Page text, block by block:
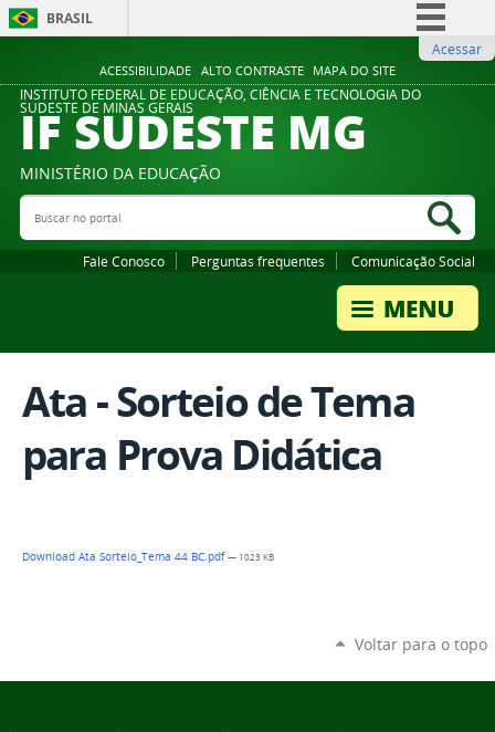
ACESSIBILIDADE ALTO CONTRASTE MAPA DO SITE
BRASIL
Comunica BR
Participe
Legislação
Acessar
INSTITUTO FEDERAL DE EDUCAÇÃO, CIÊNCIA E TECNOLOGIA DO
SUDESTE DE MINAS GERAIS
IF SUDESTE MG
MINISTÉRIO DA EDUCAÇÃO
Buscar no portal
Fale Conosco Perguntas frequentes Comunicação Social
Ata - Sorteio de Tema
para Prova Didática
Download Ata Sorteio_Tema 44 BC.pdf— 1023 KB
Voltar para o topo